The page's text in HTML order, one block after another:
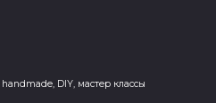
DIY, мастер классы